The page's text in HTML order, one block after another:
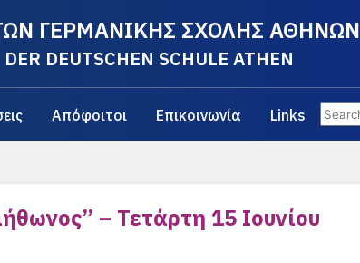
ΓΕΡΜΑΝΙΚΗΣ ΣΧΟΛΗΣ ΑΘΗΝΩΝ
DEUTSCHEN SCHULE ATHEN
Απόφοιτοι Επικοινωνία Links
– Τετάρτη 15 Ιουνίου